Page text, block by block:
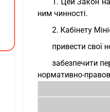
ним чинності.
2. Кабінету
привести свої
забезпечити
нормативно-